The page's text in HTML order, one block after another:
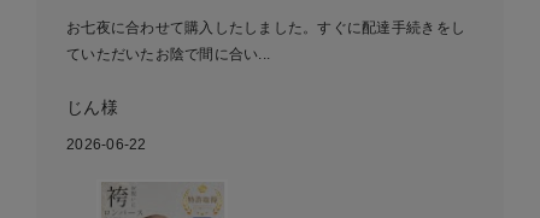
お七夜に合わせて購入したしました。すぐに配達手続きをし
ていただいたお陰で間に合い...
じん様
2026-06-22